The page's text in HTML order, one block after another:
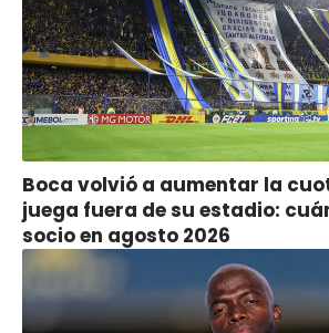
Boca volvió a aumentar la
juega fuera de su estadio:
socio en agosto 2026